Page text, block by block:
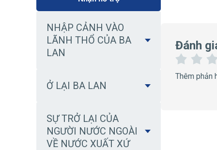
NHẬP CẢNH VÀO
LÃNH THỔ CỦA BA
LAN
Ở LẠI BA LAN
SỰ TRỞ LẠI CỦA
NGƯỜI NƯỚC NGOÀI
VỀ NƯỚC XUẤT XỨ
Đánh
S
S
Thêm phản